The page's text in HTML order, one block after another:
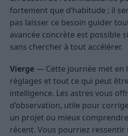
fortement que d’habitude ; il
pas laisser ce besoin guider
avancée concrète est possible
sans chercher à tout accélérer.
Vierge — Cette journée met en
réglages et tout ce qui peut
intelligence. Les astres vous
d’observation, utile pour
un projet ou mieux
récent. Vous pourriez